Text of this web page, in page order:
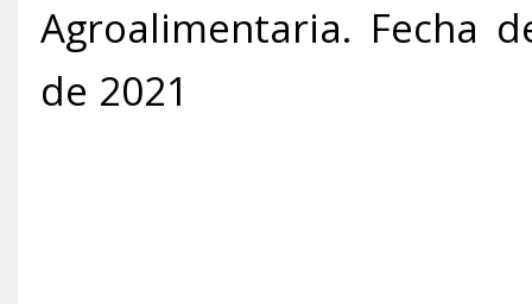
Agroalimentaria. Fecha
de 2021